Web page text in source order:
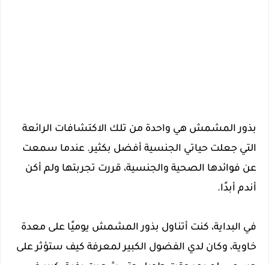
بذور المشمش هي واحدة من تلك الاكتشافات الرائعة
التي جعلت حياتي الجنسية أفضل بكثير. عندما سمعت
عن فوائدها الصحية والجنسية، قررت تجربتها ولم أكن
أندم أبدًا.
في البداية، كنت أتناول بذور المشمش يوميًا على معدة
خاوية، وكان لدي الفضول الكبير لمعرفة كيف ستؤثر على